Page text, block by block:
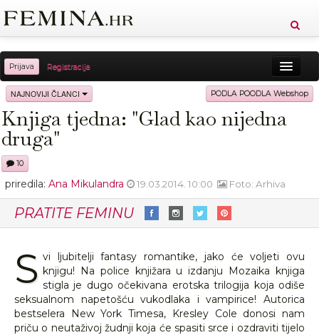
Prijava Registracija
Sreća Zdravlje Vitkost
Moda Ljubav Relax Putovanja Recepti
NAJNOVIJI ČLANCI PODLA POODLA Webshop
Knjiga tjedna: "Glad kao nijedna
druga"
10
priredila: Ana Mikulandra 19.03.2014. 10:00 Foto: Arhiva
PRATITE FEMINU
S vi ljubitelji fantasy romantike, jako će voljeti ovu
knjigu! Na police knjižara u izdanju Mozaika knjiga
stigla je dugo očekivana erotska trilogija koja odiše
seksualnom napetošću vukodlaka i vampirice! Autorica
bestselera New York Timesa, Kresley Cole donosi nam
priču o neutaživoj žudnji koja će spasiti srce i ozdraviti tijelo